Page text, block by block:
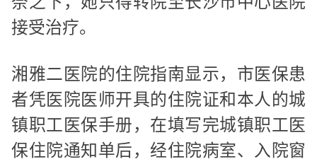
接受治疗。
湘雅二医院的住院指南显示，市医保患
者凭医院医师开具的住院证和本人的城
镇职工医保手册，在填写完城镇职工医
保住院通知单后，经住院病室、入院窗